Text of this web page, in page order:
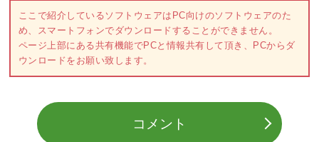
ここで紹介しているソフトウェアはPC向けのソフトウェアのた
め、スマートフォンでダウンロードすることができません。
ページ上部にある共有機能でPCと情報共有して頂き、PCからダ
ウンロードをお願い致します。
コメント